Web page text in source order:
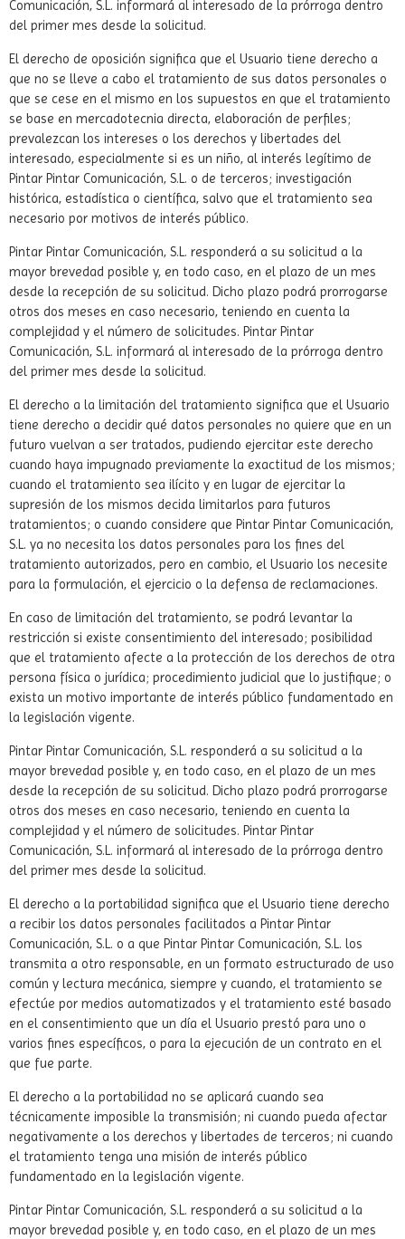
Comunicación, S.L. informará al interesado de la prórroga dentro
del primer mes desde la solicitud.
El derecho de oposición significa que el Usuario tiene derecho a
que no se lleve a cabo el tratamiento de sus datos personales o
que se cese en el mismo en los supuestos en que el tratamiento
se base en mercadotecnia directa, elaboración de perfiles;
prevalezcan los intereses o los derechos y libertades del
interesado, especialmente si es un niño, al interés legítimo de
Pintar Pintar Comunicación, S.L. o de terceros; investigación
histórica, estadística o científica, salvo que el tratamiento sea
necesario por motivos de interés público.
Pintar Pintar Comunicación, S.L. responderá a su solicitud a la
mayor brevedad posible y, en todo caso, en el plazo de un mes
desde la recepción de su solicitud. Dicho plazo podrá prorrogarse
otros dos meses en caso necesario, teniendo en cuenta la
complejidad y el número de solicitudes. Pintar Pintar
Comunicación, S.L. informará al interesado de la prórroga dentro
del primer mes desde la solicitud.
El derecho a la limitación del tratamiento significa que el Usuario
tiene derecho a decidir qué datos personales no quiere que en un
futuro vuelvan a ser tratados, pudiendo ejercitar este derecho
cuando haya impugnado previamente la exactitud de los mismos;
cuando el tratamiento sea ilícito y en lugar de ejercitar la
supresión de los mismos decida limitarlos para futuros
tratamientos; o cuando considere que Pintar Pintar Comunicación,
S.L. ya no necesita los datos personales para los fines del
tratamiento autorizados, pero en cambio, el Usuario los necesite
para la formulación, el ejercicio o la defensa de reclamaciones.
En caso de limitación del tratamiento, se podrá levantar la
restricción si existe consentimiento del interesado; posibilidad
que el tratamiento afecte a la protección de los derechos de otra
persona física o jurídica; procedimiento judicial que lo justifique; o
exista un motivo importante de interés público fundamentado en
la legislación vigente.
Pintar Pintar Comunicación, S.L. responderá a su solicitud a la
mayor brevedad posible y, en todo caso, en el plazo de un mes
desde la recepción de su solicitud. Dicho plazo podrá prorrogarse
otros dos meses en caso necesario, teniendo en cuenta la
complejidad y el número de solicitudes. Pintar Pintar
Comunicación, S.L. informará al interesado de la prórroga dentro
del primer mes desde la solicitud.
El derecho a la portabilidad significa que el Usuario tiene derecho
a recibir los datos personales facilitados a Pintar Pintar
Comunicación, S.L. o a que Pintar Pintar Comunicación, S.L. los
transmita a otro responsable, en un formato estructurado de uso
común y lectura mecánica, siempre y cuando, el tratamiento se
efectúe por medios automatizados y el tratamiento esté basado
en el consentimiento que un día el Usuario prestó para uno o
varios fines específicos, o para la ejecución de un contrato en el
que fue parte.
El derecho a la portabilidad no se aplicará cuando sea
técnicamente imposible la transmisión; ni cuando pueda afectar
negativamente a los derechos y libertades de terceros; ni cuando
el tratamiento tenga una misión de interés público
fundamentado en la legislación vigente.
Pintar Pintar Comunicación, S.L. responderá a su solicitud a la
mayor brevedad posible y, en todo caso, en el plazo de un mes